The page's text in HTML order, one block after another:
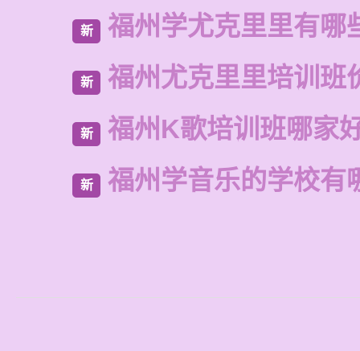
新 福州学尤克里里有哪
新 福州尤克里里培训班
新 福州K歌培训班哪家
新 福州学音乐的学校有